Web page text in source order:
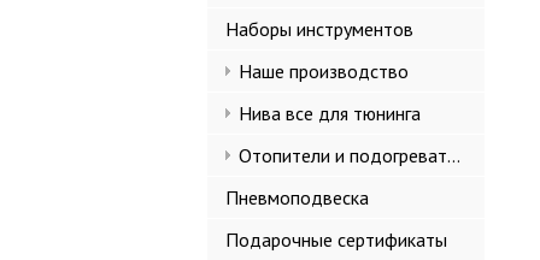
Наборы инструментов
Наше производство
Нива все для тюнинга
Отопители и подогреватели
Пневмоподвеска
Подарочные сертификаты